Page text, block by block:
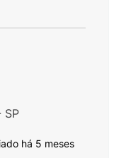
há 5 meses
SP